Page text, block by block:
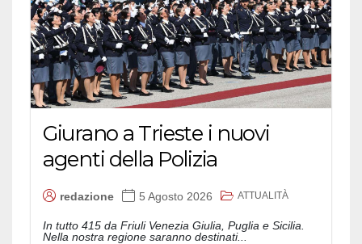
Giurano a Trieste i nuovi
agenti della Polizia
redazione 5 Agosto 2026 ATTUALITÀ
In tutto 415 da Friuli Venezia Giulia, Puglia e Sicilia.
Nella nostra regione saranno destinati...